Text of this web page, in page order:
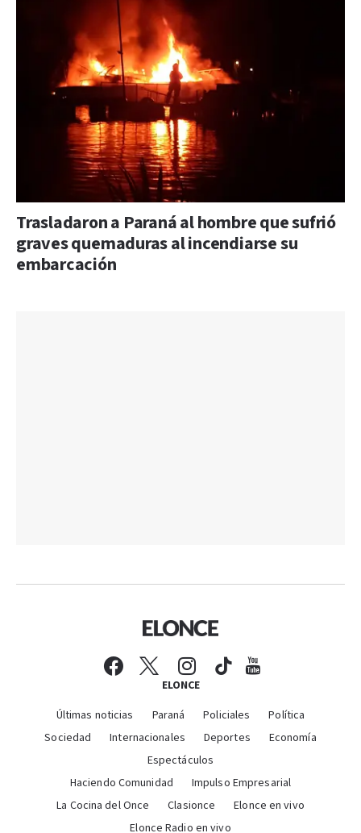
Trasladaron a Paraná al hombre que sufrió
graves quemaduras al incendiarse su
embarcación
ELONCE
Últimas noticias Paraná Policiales
Política
Sociedad
Internacionales Deportes
Economía
Espectáculos
Haciendo Comunidad
Impulso Empresarial
La Cocina del Once
Clasionce
Elonce en vivo
Elonce Radio en vivo